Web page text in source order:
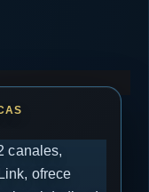
canales,
ofrece